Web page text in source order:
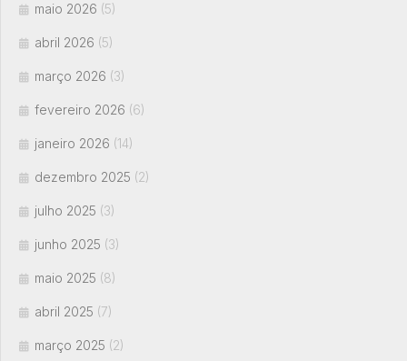
maio 2026 (5)
abril 2026 (5)
março 2026 (3)
fevereiro 2026 (6)
janeiro 2026 (14)
dezembro 2025 (2)
julho 2025 (3)
junho 2025 (3)
maio 2025 (8)
abril 2025 (7)
março 2025 (2)